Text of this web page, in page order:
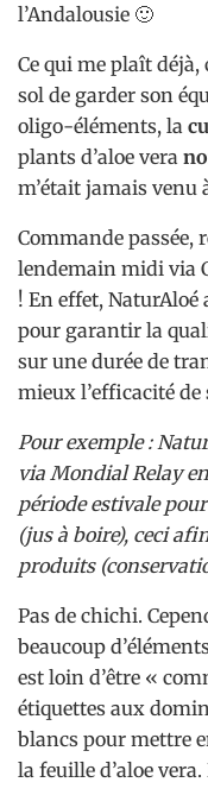
l’Andalousie 🙂
Ce qui me plaît déjà,
sol de garder son
oligo-éléments, la
plants d’aloe vera
m’était jamais venu
Commande passée,
lendemain midi via
! En effet,
pour garantir la
sur une durée de
mieux l’efficacité de
Pour exemple :
via Mondial Relay
période estivale
(jus à boire), ceci
produits
Pas de chichi.
beaucoup
est loin d’être «
étiquettes aux
blancs pour mettre
la feuille d’aloe